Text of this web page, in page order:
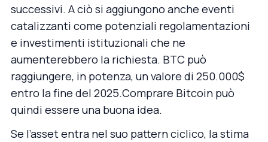
successivi. A ciò si aggiungono anche eventi
catalizzanti come potenziali regolamentazioni
e investimenti istituzionali che ne
aumenterebbero la richiesta. BTC può
raggiungere, in potenza, un valore di 250.000$
entro la fine del 2025.Comprare Bitcoin può
quindi essere una buona idea.
Se l’asset entra nel suo pattern ciclico, la stima